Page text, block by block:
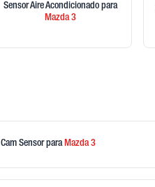
Sensor Aire Acondicionado para
Mazda3
Cam Sensor paraMazda3